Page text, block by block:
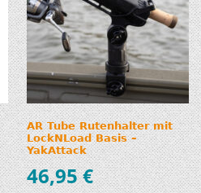
AR Tube Rutenhalter mit
LockNLoad Basis –
YakAttack
46,95€